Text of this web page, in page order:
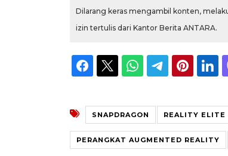
Dilarang keras mengambil konten,
izin tertulis dari Kantor Berita ANTARA.
SNAPDRAGON REALITY ELITE
PERANGKAT AUGMENTED REALITY